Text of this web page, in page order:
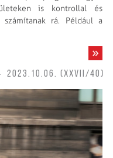
is kontrollal és
rá. Például a
2023.10.06. (XXVII/40)